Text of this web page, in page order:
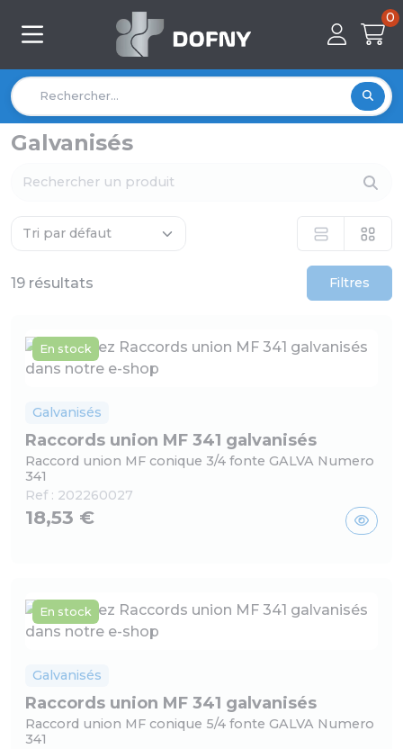
0
Galvanisés
19 résultats Filtres
En stock
Galvanisés
Raccords union MF 341 galvanisés
Raccord union MF conique 3/4 fonte GALVA Numero
341
Ref : 202260027
18,53 €
En stock
Galvanisés
Raccords union MF 341 galvanisés
Raccord union MF conique 5/4 fonte GALVA Numero
341